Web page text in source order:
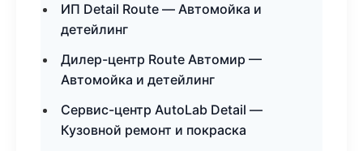
ИП Detail Route — Автомойка и
детейлинг
Дилер-центр Route Автомир —
Автомойка и детейлинг
Сервис-центр AutoLab Detail —
Кузовной ремонт и покраска